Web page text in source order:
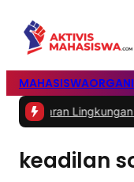
MAHASISWA
Melalui
keadilan